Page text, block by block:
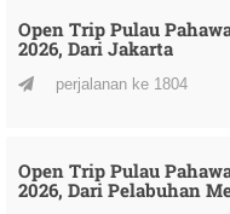
Open Trip Pulau
2026, Dari Jakarta
perjalanan ke 1804
Open Trip Pulau
2026, Dari Pelabuhan